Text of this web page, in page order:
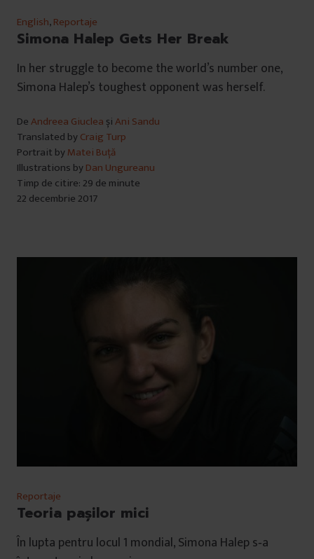
English,Reportaje
Simona Halep Gets Her Break
In her struggle to become the world’s number one,
Simona Halep’s toughest opponent was herself.
DeAndreea Giuclea șiAni Sandu
Translated byCraig Turp
Portrait byMatei Buță
Illustrations byDan Ungureanu
Timp de citire: 29 de minute
22 decembrie 2017
Reportaje
Teoria pașilor mici
În lupta pentru locul 1 mondial, Simona Halep s‑a